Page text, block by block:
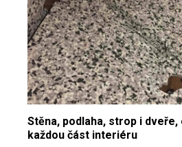
Stěna, podlaha, strop i dveře,
každou část interiéru